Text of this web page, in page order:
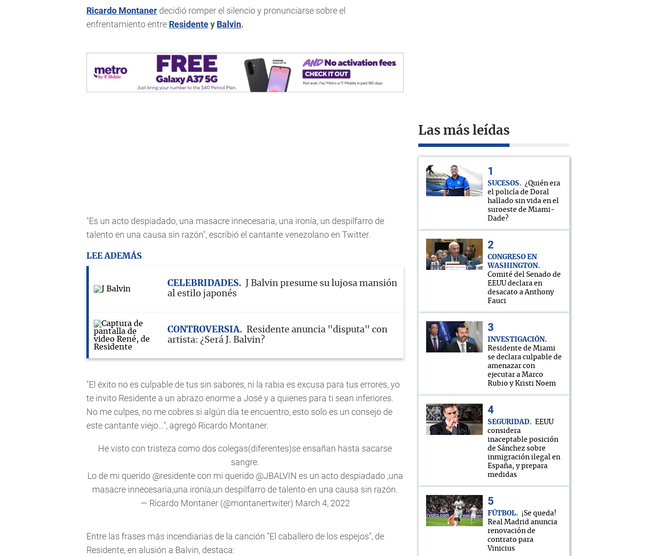
Ricardo Montaner decidió romper el silencio y pronunciarse sobre el
enfrentamiento entre Residentey Balvin.
"Es un acto despiadado, una masacre innecesaria, una ironía, un despilfarro de
talento en una causa sin razón", escribió el cantante venezolano en Twitter.
LEE ADEMÁS
CELEBRIDADES
J Balvin presume su lujosa mansión
al estilo japonés
CONTROVERSIA
Residente anuncia "disputa" con
artista: ¿Será J. Balvin?
"El éxito no es culpable de tus sin sabores, ni la rabia es excusa para tus errores, yo
te invito Residente a un abrazo enorme a José y a quienes para ti sean inferiores.
No me culpes, no me cobres si algún día te encuentro, esto solo es un consejo de
este cantante viejo…", agregó Ricardo Montaner.
He visto con tristeza como dos colegas(diferentes)se ensañan hasta sacarse
sangre.
Lo de mi querido @residentecon mi querido @JBALVIN es un acto despiadado ,una
masacre innecesaria,una ironía,un despilfarro de talento en una causa sin razón.
— Ricardo Montaner (@montanertwiter) March 4, 2022
Entre las frases más incendiarias de la canción "El caballero de los espejos", de
Residente, en alusión a Balvin, destaca:
Las más leídas
SUCESOS
¿Quién era
el policía de Doral
hallado sin vida en el
suroeste de Miami-
Dade?
CONGRESO EN
WASHINGTON
Comité del Senado de
EEUU declara en
desacato a Anthony
Fauci
INVESTIGACIÓN
Residente de Miami
se declara culpable de
amenazar con
ejecutar a Marco
Rubio y Kristi Noem
SEGURIDAD
EEUU
considera
inaceptable posición
de Sánchez sobre
inmigración ilegal en
España, y prepara
medidas
FÚTBOL
¡Se queda!
Real Madrid anuncia
renovación de
contrato para
Vinicius